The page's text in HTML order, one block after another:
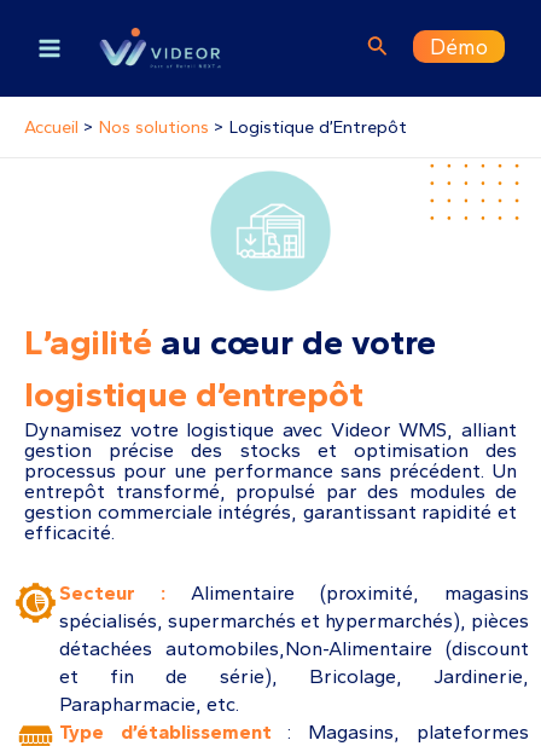
contenu
Rechercher
Démo
Accueil Nos solutions Logistique d’Entrepôt
L’agilité au cœur de votre
logistique d’entrepôt
Dynamisez votre logistique avec Videor WMS, alliant
gestion précise des stocks et optimisation des
processus pour une performance sans précédent. Un
entrepôt transformé, propulsé par des modules de
gestion commerciale intégrés, garantissant rapidité et
efficacité.
Secteur :Alimentaire (proximité, magasins
spécialisés, supermarchés et hypermarchés), pièces
détachées automobiles,Non-Alimentaire (discount
et fin de série), Bricolage, Jardinerie,
Parapharmacie, etc.
Type d’établissement : Magasins, plateformes